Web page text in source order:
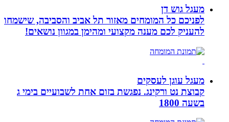
מעגל גוש דן
לפניכם כל המומחים מאזור תל אביב והסביבה, שישמחו
להעניק לכם מענה מקצועי ומהימן במגוון נושאים!
מעגל עוגן לעסקים
קבוצת נט ורקינג. נפגשת בזום אחת לשבועיים בימי ג
בשעה 1800